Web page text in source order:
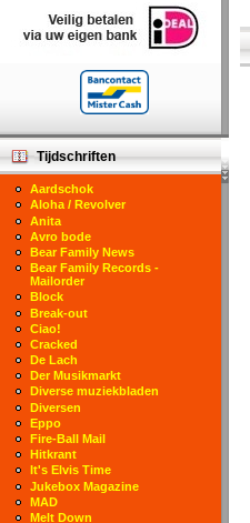
Tijdschriften
Aardschok
Aloha / Revolver
Anita
Avro bode
Bear Family News
Bear Family Records -
Mailorder
Block
Break-out
Ciao!
Cracked
De Lach
Der Musikmarkt
Diverse muziekbladen
Diversen
Eppo
Fire-Ball Mail
Hitkrant
It's Elvis Time
Jukebox Magazine
MAD
Melt Down